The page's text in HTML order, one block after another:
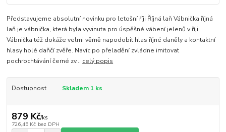
Představujeme absolutní novinku pro letošní říji Říjná laň Vábnička říjná
laň je vábnička, která byla vyvinuta pro úspěšné vábení jelenů v říji.
Vábnička též dokáže velmi věrně napodobit hlas říjné daněly a kontaktní
hlasy holé daňčí zvěře. Navíc po přeladění zvládne imitovat
pochrochtávání černé zv... celý popis
Dostupnost Skladem 1 ks
879 Kč/ks
726,45 Kč bez DPH